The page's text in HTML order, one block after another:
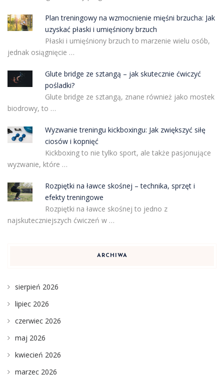
Plan treningowy na wzmocnienie mięśni brzucha: Jak
uzyskać płaski i umięśniony brzuch
Płaski i umięśniony brzuch to marzenie wielu osób,
jednak osiągnięcie …
Glute bridge ze sztangą – jak skutecznie ćwiczyć
pośladki?
Glute bridge ze sztangą, znane również jako mostek
biodrowy, to …
Wyzwanie treningu kickboxingu: Jak zwiększyć siłę
ciosów i kopnięć
Kickboxing to nie tylko sport, ale także pasjonujące
wyzwanie, które …
Rozpiętki na ławce skośnej – technika, sprzęt i
efekty treningowe
Rozpiętki na ławce skośnej to jedno z
najskuteczniejszych ćwiczeń w …
ARCHIWA
sierpień 2026
lipiec 2026
czerwiec 2026
maj 2026
kwiecień 2026
marzec 2026